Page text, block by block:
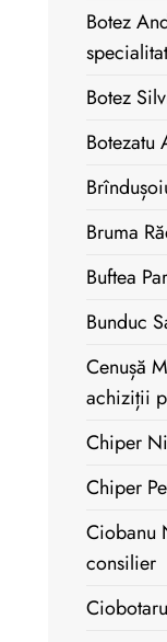
Botez
Botez
Botezatu
Bruma
Buftea
Bunduc
Cenușă
achiziții
Chiper
Chiper
Ciobanu
consilier